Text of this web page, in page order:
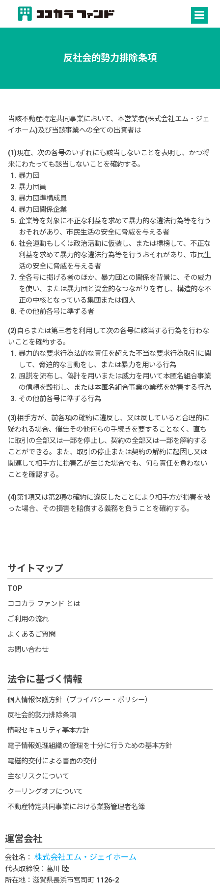
ン
テ
ツ
へ
キ
反社会的勢力排除条項
当該不動産特定共同事業において、本営業者(株式会社エム・ジェ
イホーム)及び当該事業への全ての出資者は
(1)現在、次の各号のいずれにも該当しないことを表明し、かつ将
来にわたっても該当しないことを確約する。
暴力団
暴力団員
暴力団準構成員
暴力団関係企業
企業等を対象に不正な利益を求めて暴力的な違法行為等を行う
おそれがあり、市民生活の安全に脅威を与える者
社会運動もしくは政治活動に仮装し、または標榜して、不正な
利益を求めて暴力的な違法行為等を行うおそれがあり、市民生
活の安全に脅威を与える者
全各号に掲げる者のほか、暴力団との関係を背景に、その威力
を使い、または暴力団と資金的なつながりを有し、構造的な不
正の中核となっている集団または個人
その他前各号に準ずる者
(2)自らまたは第三者を利用して次の各号に該当する行為を行わな
いことを確約する。
暴力的な要求行為法的な責任を超えた不当な要求行為取引に関
して、脅迫的な言動をし、または暴力を用いる行為
風説を流布し、偽計を用いまたは威力を用いて本匿名組合事業
の信頼を毀損し、または本匿名組合事業の業務を妨害する行為
その他前各号に準ずる行為
(3)相手方が、前各項の確約に違反し、又は反していると合理的に
疑われる場合、催告その他何らの手続きを要することなく、直ち
に取引の全部又は一部を停止し、契約の全部又は一部を解約する
ことができる。また、取引の停止または契約の解約に起因し又は
関連して相手方に損害乙が生じた場合でも、何ら責任を負わない
ことを確認する。
(4)第1項又は第2項の確約に違反したことにより相手方が損害を被
った場合、その損害を賠償する義務を負うことを確約する。
サイトマップ
TOP
ココカラ ファンド とは
ご利用の流れ
よくあるご質問
お問い合わせ
法令に基づく情報
個人情報保護方針（プライバシー・ポリシー）
反社会的勢力排除条項
情報セキュリティ基本方針
電子情報処理組織の管理を十分に行うための基本方針
電磁的交付による書面の交付
主なリスクについて
クーリングオフについて
不動産特定共同事業における業務管理者名簿
運営会社
会社名： 株式会社エム・ジェイホーム
代表取締役：葛川 睦
所在地：滋賀県長浜市宮司町 1126-2